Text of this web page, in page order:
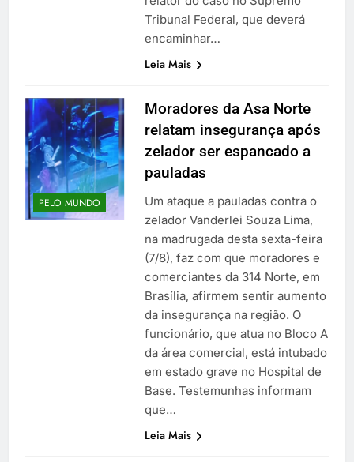
Tribunal Federal, que deverá
encaminhar…
Leia Mais
PELO MUNDO
Moradores da Asa Norte
relatam insegurança após
zelador ser espancado a
pauladas
Um ataque a pauladas contra o
zelador Vanderlei Souza Lima,
na madrugada desta sexta-feira
(7/8), faz com que moradores e
comerciantes da 314 Norte, em
Brasília, afirmem sentir aumento
da insegurança na região. O
funcionário, que atua no Bloco A
da área comercial, está intubado
em estado grave no Hospital de
Base. Testemunhas informam
que…
Leia Mais